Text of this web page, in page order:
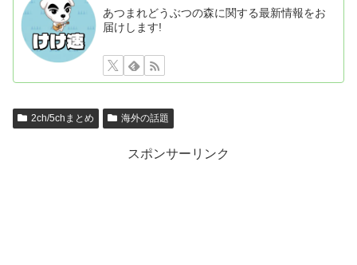
あつまれどうぶつの森に関する最新情報をお
届けします!
2ch/5chまとめ 海外の話題
スポンサーリンク